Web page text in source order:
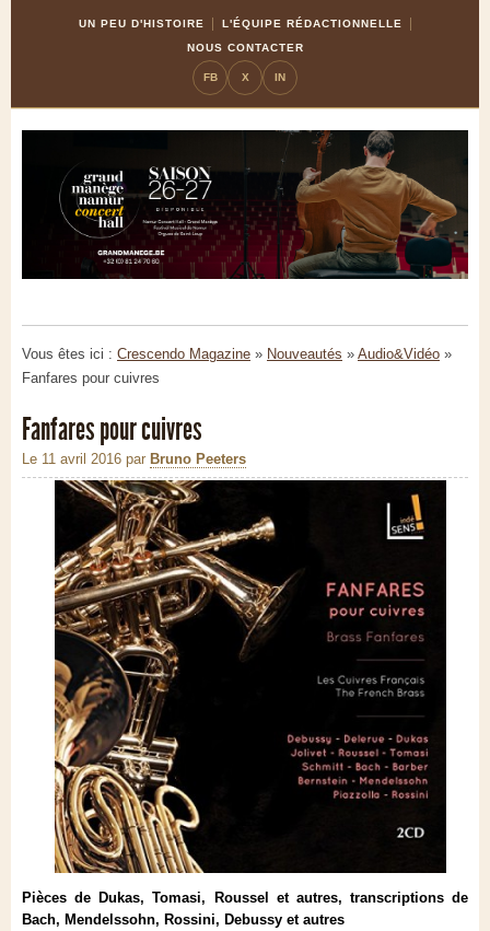
UN PEU D'HISTOIRE
L'ÉQUIPE RÉDACTIONNELLE
NOUS CONTACTER
FB X IN
Vous êtes ici : Crescendo Magazine » Nouveautés » Audio&Vidéo »
Fanfares pour cuivres
Fanfares pour cuivres
Le 11 avril 2016 par Bruno Peeters
Pièces de Dukas, Tomasi, Roussel et autres, transcriptions de
Bach, Mendelssohn, Rossini, Debussy et autres